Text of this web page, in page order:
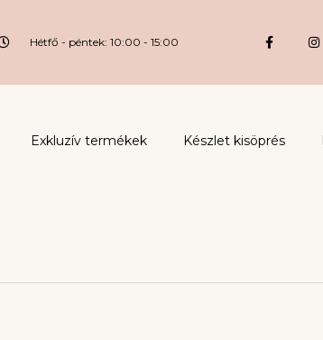
Hétfő - péntek: 10:00 - 15:00
Exkluzív termékek Készlet kisöprés